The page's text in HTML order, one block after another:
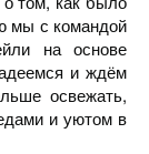
мы с командой
на основе
и ждём
освежать,
и уютом в